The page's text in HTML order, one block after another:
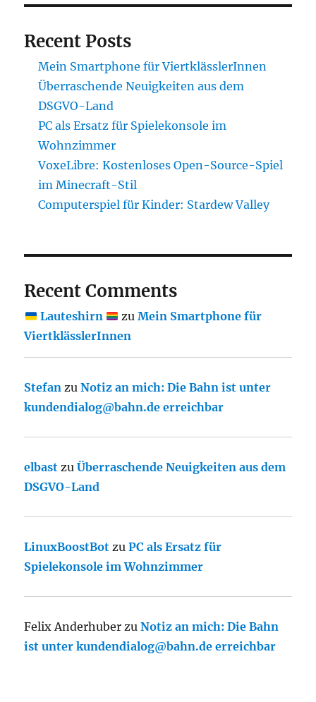
Recent Posts
Mein Smartphone für ViertklässlerInnen
Überraschende Neuigkeiten aus dem
DSGVO-Land
PC als Ersatz für Spielekonsole im
Wohnzimmer
VoxeLibre: Kostenloses Open-Source-Spiel
im Minecraft-Stil
Computerspiel für Kinder: Stardew Valley
Recent Comments
Lauteshirn zu Mein Smartphone für
ViertklässlerInnen
Stefan zuNotiz an mich: Die Bahn ist unter
kundendialog@bahn.de erreichbar
elbast zuÜberraschende Neuigkeiten aus dem
DSGVO-Land
LinuxBoostBot zuPC als Ersatz für
Spielekonsole im Wohnzimmer
Felix Anderhuber zuNotiz an mich: Die Bahn
ist unter kundendialog@bahn.de erreichbar